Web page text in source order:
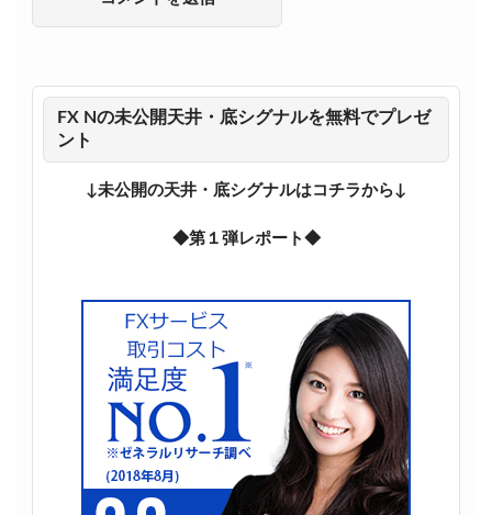
FX Nの未公開天井・底シグナルを無料でプレゼ
ント
↓未公開の天井・底シグナルはコチラから↓
◆第１弾レポート◆